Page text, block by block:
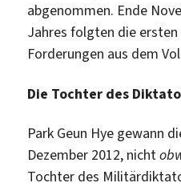
abgenommen. Ende
Jahres folgten die
Forderungen aus dem
Die Tochter des
Park Geun Hye gewann
Dezember 2012, nicht
Tochter des